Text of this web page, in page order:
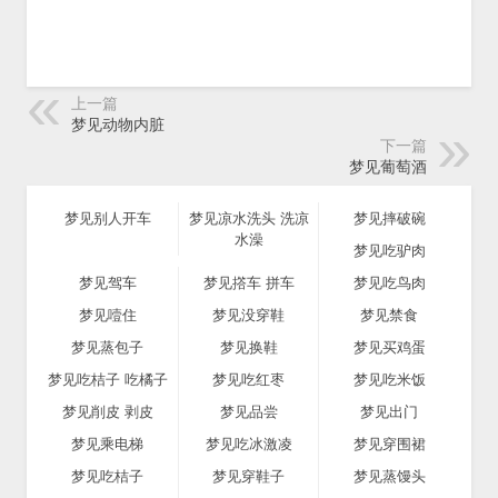
上一篇
梦见动物内脏
下一篇
梦见葡萄酒
梦见别人开车
梦见凉水洗头 洗凉
水澡
梦见摔破碗
梦见吃驴肉
梦见驾车
梦见撘车 拼车
梦见吃鸟肉
梦见噎住
梦见没穿鞋
梦见禁食
梦见蒸包子
梦见换鞋
梦见买鸡蛋
梦见吃桔子 吃橘子
梦见吃红枣
梦见吃米饭
梦见削皮 剥皮
梦见品尝
梦见出门
梦见乘电梯
梦见吃冰激凌
梦见穿围裙
梦见吃桔子
梦见穿鞋子
梦见蒸馒头